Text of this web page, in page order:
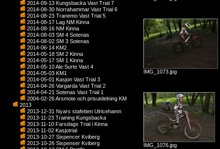
2014-09-13 Kungsbacka Vast Trial 7
2014-08-30 Norrahammar Vast Trial 6
2014-08-23 Tranemo Vast Trial 5
2014-08-17 Lag NM Kinna
2014-08-16 NM Kinna
2014-08-03 SM 4 Sotenas
2014-08-02 SM 3 Sotenas
2014-06-14 KM2
2014-05-18 SM 2 Kinna
2014-05-17 SM 1 Kinna
2014-05-10 Ale:Surte Vast 4
2014-05-03 KM1
2014-05-01 Kasjon Vast Trial 3
2014-04-26 Vargarda Vast Trial 2
2014-04-21 Sotenas Vast Trial 1
2004-02-26 Arsmote och prisutdelning KM
2013
2013-12-31 Nyars stafetten Ulricehamn
2013-11-23 Training Kungsbacka
2013-11-10 Farsdags Trial i Kinna
2013-11-02 Kasjotrial
2013-10-27 Sixpencer Kviberg
2013-10-26 Sixpenser Kviberg
IMG_1073.jpg
IMG_1076.jpg